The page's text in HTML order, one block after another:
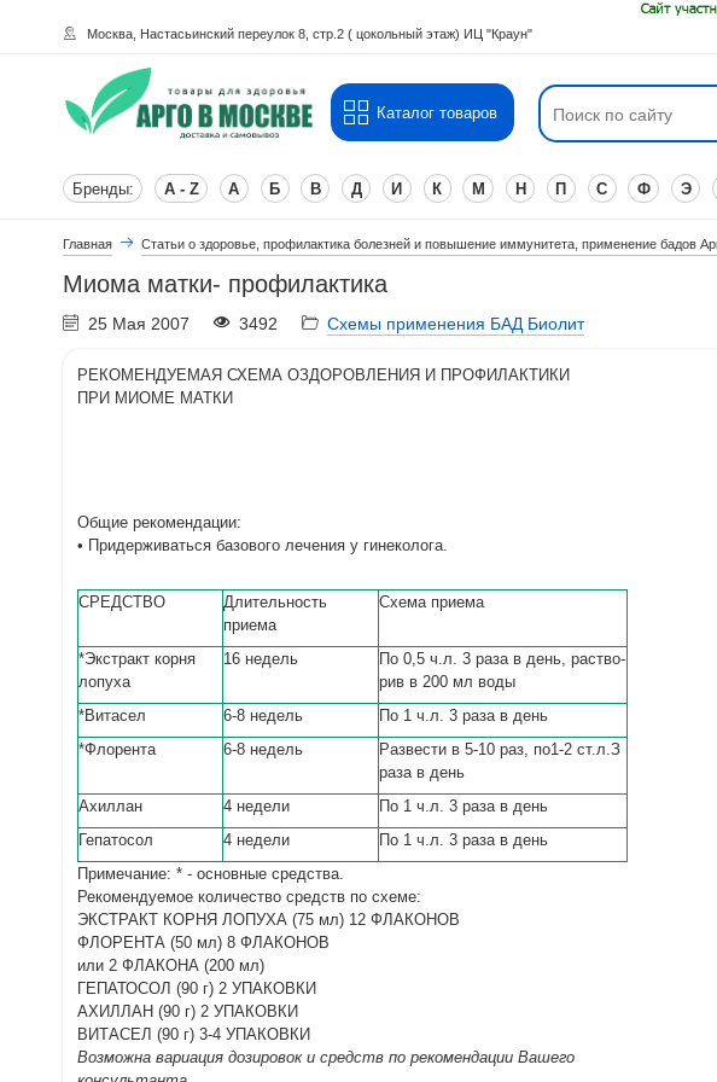
Москва, Настасьинский переулок 8, стр.2 ( цокольный этаж) ИЦ "Краун"
Каталог товаров
Бренды: A - Z А Б В Д И К М Н П С Ф Э
Главная Статьи о здоровье, профилактика болезней и повышение иммунитета, применение бадов
Миома матки- профилактика
25 Мая 2007 3492 Схемы применения БАД Биолит
РЕКОМЕНДУЕМАЯ СХЕМА ОЗДОРОВЛЕНИЯ И ПРОФИЛАКТИКИ
ПРИ МИОМЕ МАТКИ
Общие рекомендации:
• Придерживаться базового лечения у гинеколога.
СРЕДСТВО
Длительность
приема
Схема приема
*Экстракт корня
лопуха
16 недель
По 0,5 ч.л. 3 раза в день, раство­
рив в 200 мл воды
*Витасел
6-8 недель
По 1 ч.л. 3 раза в день
*Флорента
6-8 недель
Развести в 5-10 раз, по1-2 ст.л.З
раза в день
Ахиллан
4 недели
По 1 ч.л. 3 раза в день
Гепатосол
4 недели
По 1 ч.л. 3 раза в день
Примечание: * - основные средства.
Рекомендуемое количество средств по схеме:
ЭКСТРАКТ КОРНЯ ЛОПУХА (75 мл) 12 ФЛАКОНОВ
ФЛОРЕНТА (50 мл) 8 ФЛАКОНОВ
или 2 ФЛАКОНА (200 мл)
ГЕПАТОСОЛ (90 г) 2 УПАКОВКИ
АХИЛЛАН (90 г) 2 УПАКОВКИ
ВИТАСЕЛ (90 г) 3-4 УПАКОВКИ
Возможна вариация дозировок и средств по рекомендации Вашего